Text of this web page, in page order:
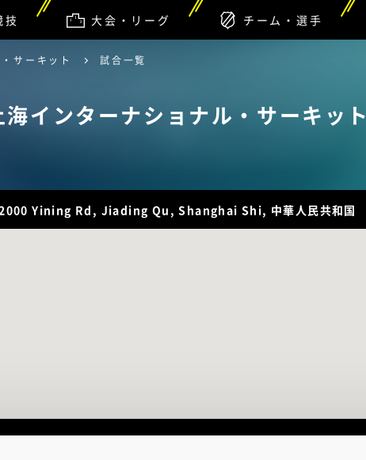
技 大会・リーグ チーム・選手
サーキット 試合一覧
海インターナショナル・サーキット
Yining Rd, Jiading Qu, Shanghai Shi, 中華人民共和国